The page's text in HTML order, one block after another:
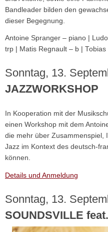
Bandleader bilden den
dieser Begegnung.
Antoine Spranger – piano |
trp | Matis Regnault – b |
Sonntag, 13.
JAZZWORKSHOP
In Kooperation mit der
einen Workshop mit dem
die mehr über Zusammen­spiel,
Jazz im Kontext des deutsch-
können.
Details und Anmeldung
Sonntag, 13.
SOUNDSVILLE